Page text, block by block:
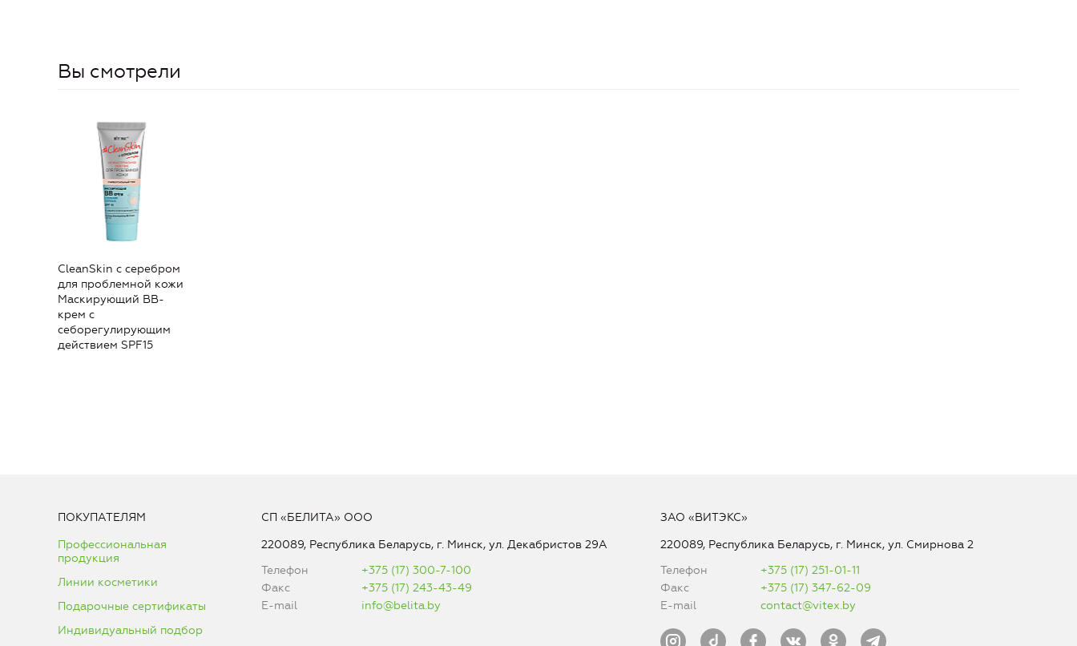
Вы смотрели
CleanSkin с серебром
для проблемной кожи
Маскирующий ВВ-
крем с
себорегулирующим
действием SPF15
ПОКУПАТЕЛЯМ
Профессиональная
продукция
Линии косметики
Подарочные сертификаты
Индивидуальный подбор
СП «БЕЛИТА» ООО
220089, Республика Беларусь, г. Минск, ул. Декабристов 29А
Телефон
+375 (17) 300-7-100
Факс
+375 (17) 243-43-49
E-mail
info@belita.by
ЗАО «ВИТЭКС»
220089, Республика Беларусь, г. Минск, ул. Смирнова 2
Телефон
+375 (17) 251-01-11
Факс
+375 (17) 347-62-09
E-mail
contact@vitex.by